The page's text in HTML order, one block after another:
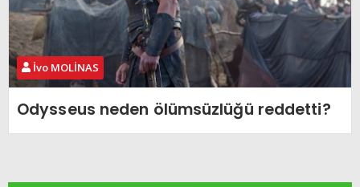
İvo MOLİNAS
Odysseus neden ölümsüzlüğü reddetti?